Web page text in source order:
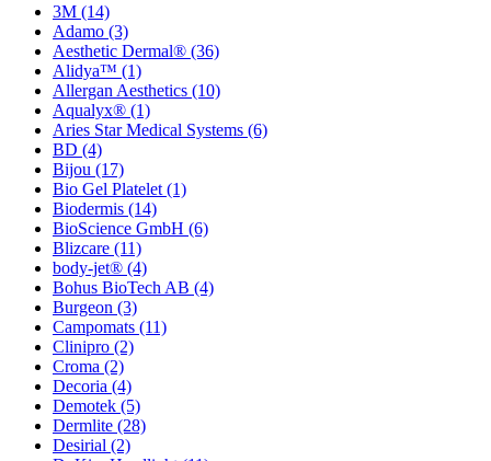
3M (14)
Adamo (3)
Aesthetic Dermal® (36)
Alidya™ (1)
Allergan Aesthetics (10)
Aqualyx® (1)
Aries Star Medical Systems (6)
BD (4)
Bijou (17)
Bio Gel Platelet (1)
Biodermis (14)
BioScience GmbH (6)
Blizcare (11)
body-jet® (4)
Bohus BioTech AB (4)
Burgeon (3)
Campomats (11)
Clinipro (2)
Croma (2)
Decoria (4)
Demotek (5)
Dermlite (28)
Desirial (2)